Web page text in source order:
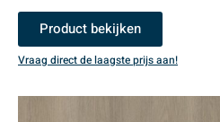
Product bekijken
Vraag direct de laagste prijs aan!